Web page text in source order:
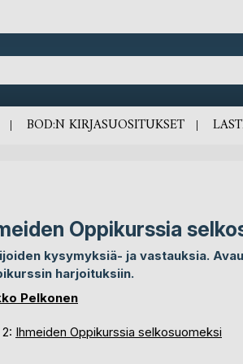
BOD:N KIRJASUOSITUKSET
Oppikurssia
kysymyksiä- ja vastauksia.
harjoituksiin.
Pelkonen
Ihmeiden Oppikurssia selkosuomeksi